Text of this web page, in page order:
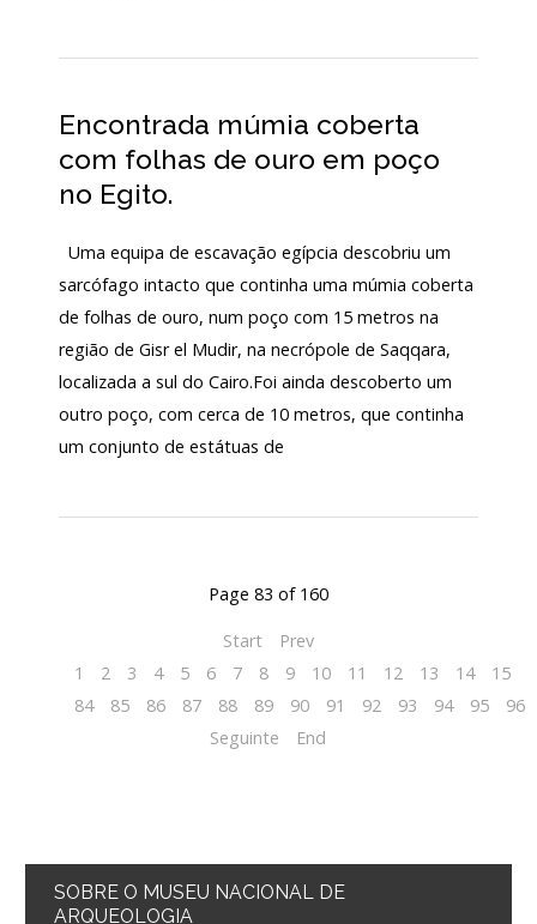
Notícias/Destaques
Encontrada múmia coberta
com folhas de ouro em poço
no Egito.
Uma equipa de escavação egípcia descobriu um
sarcófago intacto que continha uma múmia coberta
de folhas de ouro, num poço com 15 metros na
região de Gisr el Mudir, na necrópole de Saqqara,
localizada a sul do Cairo.Foi ainda descoberto um
outro poço, com cerca de 10 metros, que continha
um conjunto de estátuas de
Page 83 of 160
Start
Prev
1
2 3 4 5 6 7 8 9 10 11 12 13 14 15
84
85 86 87 88 89 90 91 92 93 94 95
96
Seguinte
End
SOBRE O MUSEU NACIONAL DE
ARQUEOLOGIA